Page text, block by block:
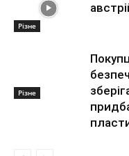
Різне
Різне